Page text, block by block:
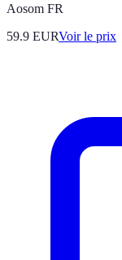
Aosom FR
59.9 EURVoir le prix